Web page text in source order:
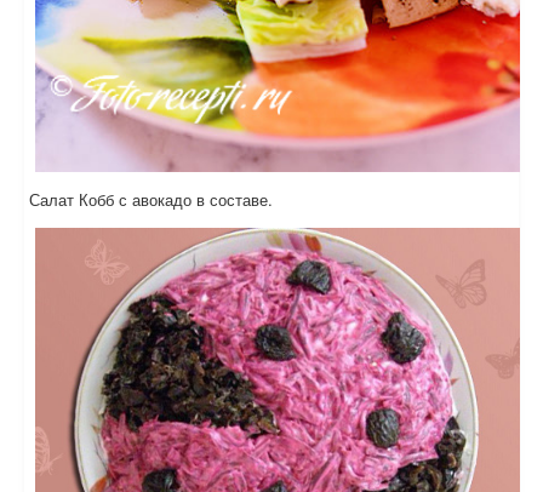
Салат Кобб с авокадо в составе.